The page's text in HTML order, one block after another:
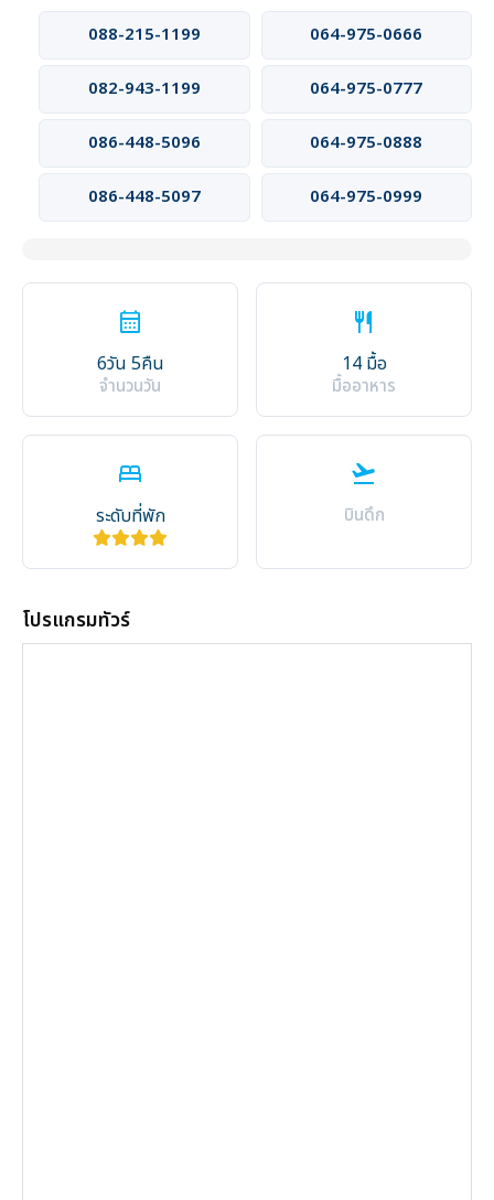
088-215-1199
064-975-0666
082-943-1199 064-975-0777
086-448-5096 064-975-0888
086-448-5097 064-975-0999
calendar_month
6วัน 5คืน
จำนวนวัน
restaurant
14 มื้อ
มื้ออาหาร
bed
ระดับที่พัก
flight_takeoff
บินดึก
โปรแกรมทัวร์